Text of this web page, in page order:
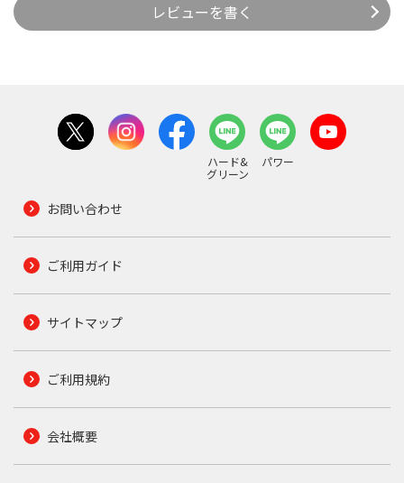
レビューを書く
ハード&
グリーン
パワー
お問い合わせ
ご利用ガイド
サイトマップ
ご利用規約
会社概要